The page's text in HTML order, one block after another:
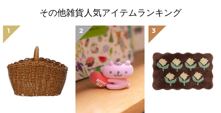
その他雑貨人気アイテムランキング
1 2 3